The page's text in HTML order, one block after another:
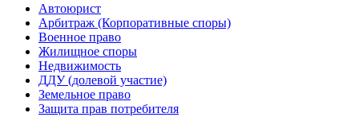
Автоюрист
Арбитраж (Корпоративные споры)
Военное право
Жилищное споры
Недвижимость
ДДУ (долевой участие)
Земельное право
Защита прав потребителя